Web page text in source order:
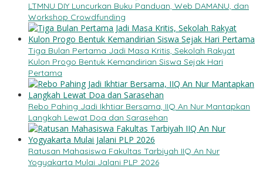
LTMNU DIY Luncurkan Buku Panduan, Web DAMANU, dan
Workshop Crowdfunding
Tiga Bulan Pertama Jadi Masa Kritis, Sekolah Rakyat
Kulon Progo Bentuk Kemandirian Siswa Sejak Hari
Pertama
Rebo Pahing Jadi Ikhtiar Bersama, IIQ An Nur Mantapkan
Langkah Lewat Doa dan Sarasehan
Ratusan Mahasiswa Fakultas Tarbiyah IIQ An Nur
Yogyakarta Mulai Jalani PLP 2026